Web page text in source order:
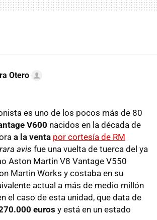
Otero
es uno de los pocos más de 80
V600 nacidos en la década de
a la venta por cortesía de RM
rara avis fue una vuelta de tuerca del ya
Aston Martin V8 Vantage V550
Martin Works y costaba en su
actual a más de medio millón
el caso de esta unidad, que data de
euros y está en un estado